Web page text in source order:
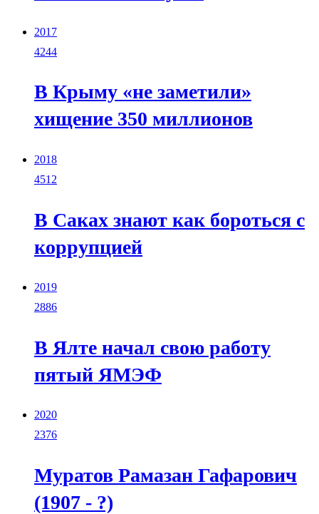
2017
4244
В Крыму «не заметили»
хищение 350 миллионов
2018
4512
В Саках знают как бороться с
коррупцией
2019
2886
В Ялте начал свою работу
пятый ЯМЭФ
2020
2376
Муратов Рамазан Гафарович
(1907 - ?)